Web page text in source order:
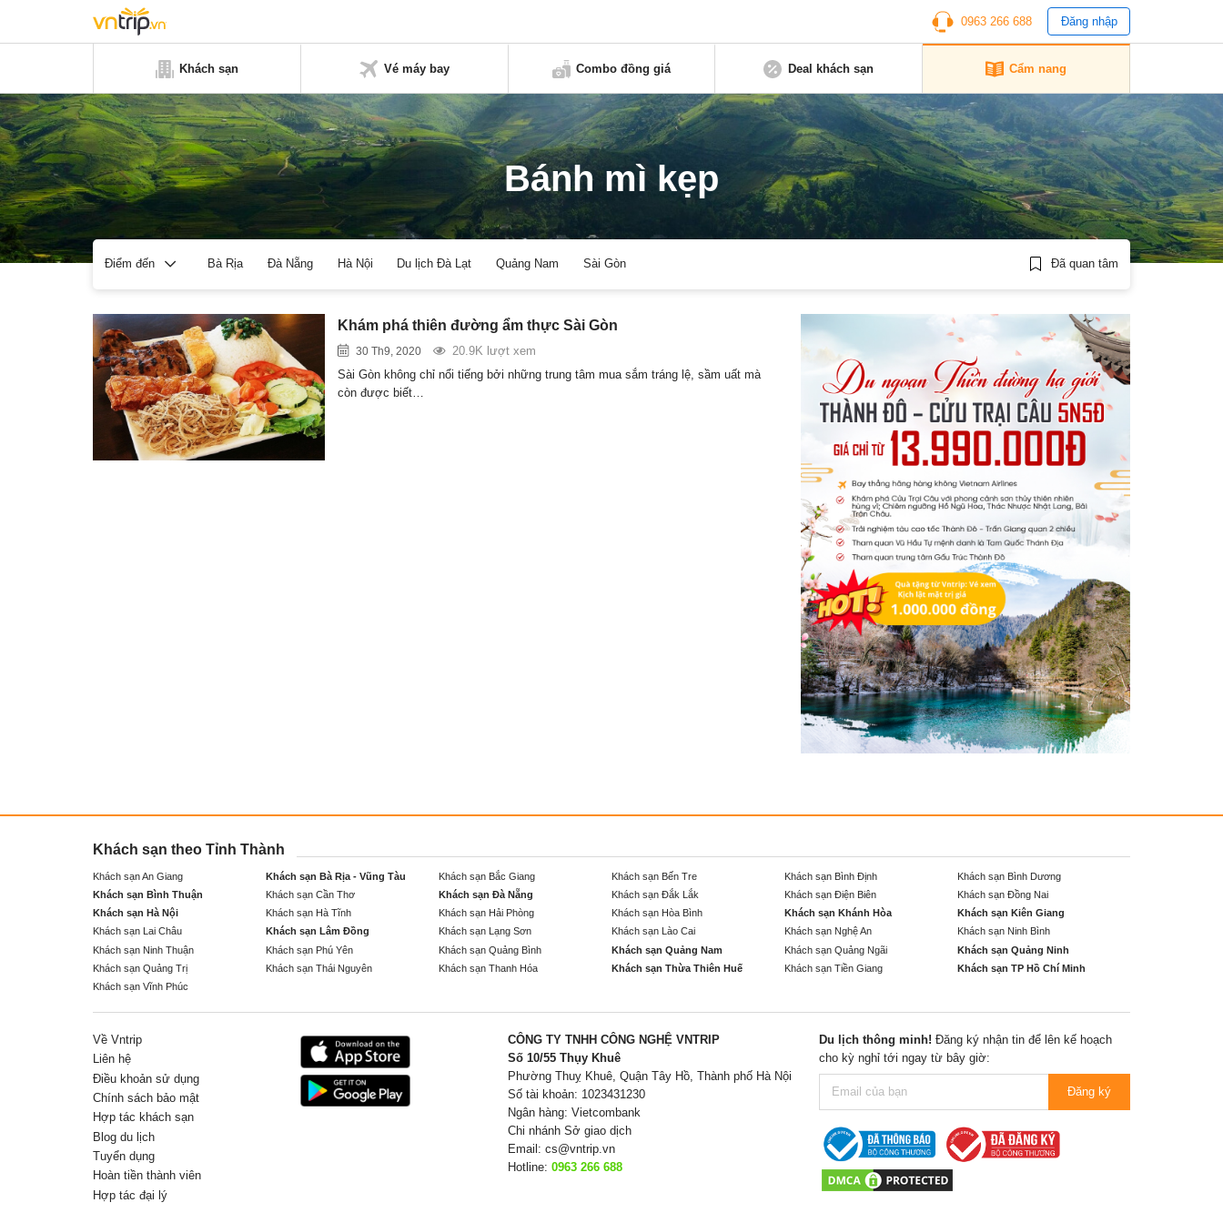
0963 266 688 Đăng nhập
Khách sạn Vé máy bay Combo đồng giá Deal khách sạn Cẩm nang
Bánh mì kẹp
Điểm đến Bà Rịa Đà Nẵng Hà Nội Du lịch Đà Lạt Quảng Nam Sài Gòn Đã quan tâm
Khám phá thiên đường ẩm thực Sài Gòn
30 Th9, 2020
20.9K lượt xem
Sài Gòn không chỉ nổi tiếng bởi những trung tâm mua sắm tráng lệ, sầm uất mà
còn được biết…
Khách sạn theo Tỉnh Thành
Khách sạn An Giang Khách sạn Bà Rịa - Vũng Tàu Khách sạn Bắc Giang Khách sạn Bến Tre Khách sạn Bình Định
Khách sạn Bình Dương
Khách sạn Bình Thuận
Khách sạn Cần Thơ Khách sạn Đà Nẵng Khách sạn Đắk Lắk Khách sạn Điện Biên
Khách sạn Đồng Nai
Khách sạn Hà Nội
Khách sạn Hà Tĩnh Khách sạn Hải Phòng Khách sạn Hòa Bình Khách sạn Khánh Hòa
Khách sạn Kiên Giang
Khách sạn Lai Châu
Khách sạn Lâm Đồng Khách sạn Lạng Sơn Khách sạn Lào Cai Khách sạn Nghệ An
Khách sạn Ninh Bình
Khách sạn Ninh Thuận
Khách sạn Phú Yên Khách sạn Quảng Bình Khách sạn Quảng Nam Khách sạn Quảng Ngãi
Khách sạn Quảng Ninh
Khách sạn Quảng Trị
Khách sạn Thái Nguyên Khách sạn Thanh Hóa Khách sạn Thừa Thiên Huế Khách sạn Tiền Giang
Khách sạn TP Hồ Chí Minh
Khách sạn Vĩnh Phúc
Về Vntrip
Liên hệ
Điều khoản sử dụng
Chính sách bảo mật
Hợp tác khách sạn
Blog du lịch
Tuyển dụng
Hoàn tiền thành viên
Hợp tác đại lý
CÔNG TY TNHH CÔNG NGHỆ VNTRIP
Số 10/55 Thụy Khuê
Phường Thuỵ Khuê, Quận Tây Hồ, Thành phố Hà Nội
Số tài khoản: 1023431230
Ngân hàng: Vietcombank
Chi nhánh Sở giao dịch
Email: cs@vntrip.vn
Hotline: 0963 266 688
Du lịch thông minh! Đăng ký nhận tin để lên kế hoạch
cho kỳ nghỉ tới ngay từ bây giờ:
Đăng ký